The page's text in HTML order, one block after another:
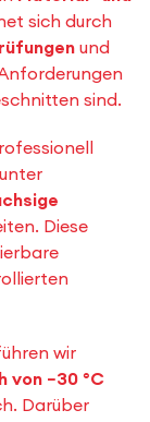
sich durch
und
sind.
Diese
wir
von −30 °C
Darüber